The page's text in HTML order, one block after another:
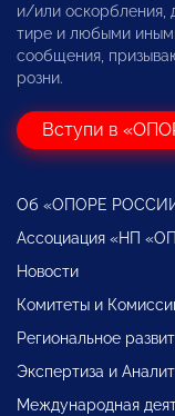
и/или оскорбления,
тире и любыми
сообщения,
розни.
Вступи в
Об «ОПОРЕ
Ассоциация «НП
Новости
Комитеты и
Региональное
Экспертиза и
Международная